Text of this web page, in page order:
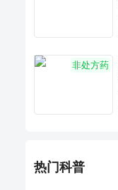
非处方药
热门科普